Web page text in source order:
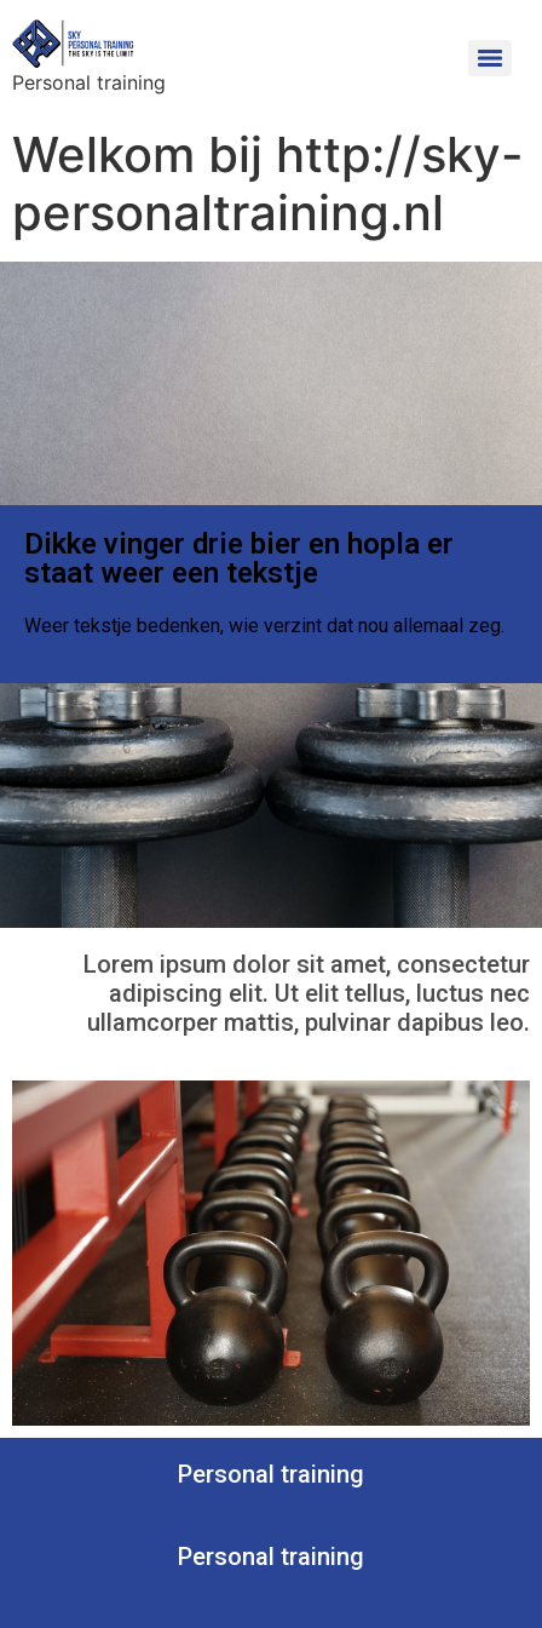
Personal training
Welkom bij http://sky-
personaltraining.nl
Dikke vinger drie bier en hopla er
staat weer een tekstje
Weer tekstje bedenken, wie verzint dat nou allemaal zeg.
Lorem ipsum dolor sit amet, consectetur
adipiscing elit. Ut elit tellus, luctus nec
ullamcorper mattis, pulvinar dapibus leo.
Personal training
Personal training